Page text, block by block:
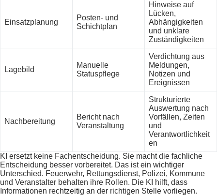
Einsatzplanung
Posten- und
Schichtplan
Hinweise auf
Lücken,
Abhängigkeiten
und unklare
Zuständigkeiten
Lagebild
Manuelle
Statuspflege
Verdichtung aus
Meldungen,
Notizen und
Ereignissen
Nachbereitung
Bericht nach
Veranstaltung
Strukturierte
Auswertung nach
Vorfällen, Zeiten
und
Verantwortlichkeit
en
KI ersetzt keine Fachentscheidung. Sie macht die fachliche
Entscheidung besser vorbereitet. Das ist ein wichtiger
Unterschied. Feuerwehr, Rettungsdienst, Polizei, Kommune
und Veranstalter behalten ihre Rollen. Die KI hilft, dass
Informationen rechtzeitig an der richtigen Stelle vorliegen.